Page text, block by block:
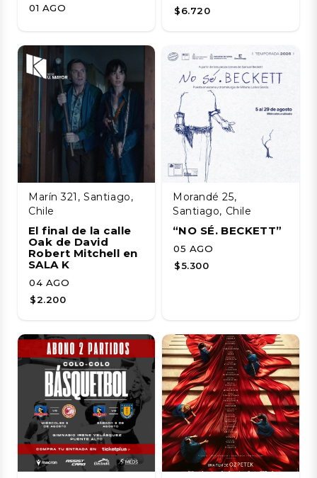
01 AGO
$6.720
Marín 321, Santiago,
Chile
El final de la calle
Oak de David
Robert Mitchell en
SALA K
04 AGO
$2.200
Morandé 25,
Santiago, Chile
“NO SÉ. BECKETT”
05 AGO
$5.300